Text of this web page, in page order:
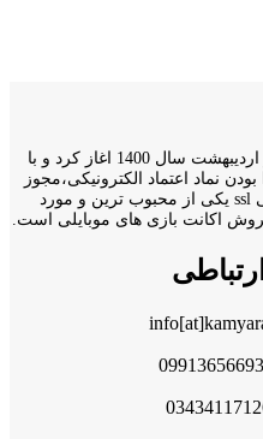
وبسایت کامیار اکانت فعالیت خود را از اردیبهشت سال 1400 اغاز کرد و با
و دارا بودن نماد اعتماد الکترونیکی،مجوز
پرداخت امن و همچنین گواهینامه امنیتی ssl یکی از محبوب ترین و مورد
اکانت بازی های موبایلی است.